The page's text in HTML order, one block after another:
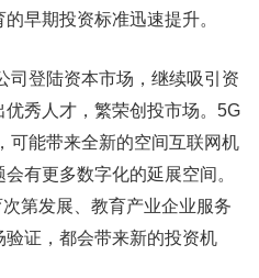
早期投资标准迅速提升。
司登陆资本市场，继续吸引资
秀人才，繁荣创投市场。5G
可能带来全新的空间互联网机
有更多数字化的延展空间。
第发展、教育产业企业服务
证，都会带来新的投资机